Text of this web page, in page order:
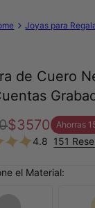
Joyas para
de Cuero
$3570 Ahorras
4.8 151
el Material: